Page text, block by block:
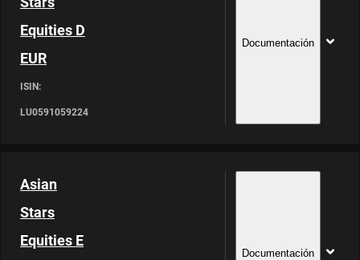
Equities D
EUR
ISIN:
LU0591059224
Documentación
Asian
Stars
Equities E
Documentación